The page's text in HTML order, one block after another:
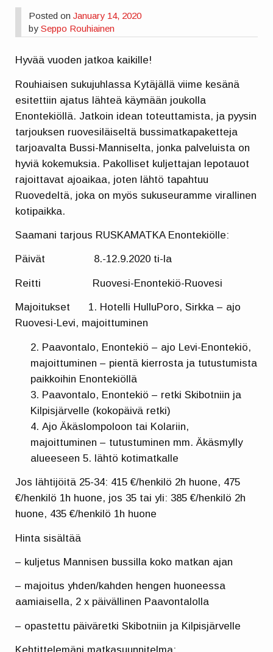
Posted onJanuary 14, 2020
bySeppo Rouhiainen
Hyvää vuoden jatkoa kaikille!
Rouhiaisen sukujuhlassa Kytäjällä viime kesänä
esitettiin ajatus lähteä käymään joukolla
Enontekiöllä. Jatkoin idean toteuttamista, ja pyysin
tarjouksen ruovesiläiseltä bussimatkapaketteja
tarjoavalta Bussi-Manniselta, jonka palveluista on
hyviä kokemuksia. Pakolliset kuljettajan lepotauot
rajoittavat ajoaikaa, joten lähtö tapahtuu
Ruovedeltä, joka on myös sukuseuramme virallinen
kotipaikka.
Saamani tarjous RUSKAMATKA Enontekiölle:
Päivät 8.-12.9.2020 ti-la
Reitti Ruovesi-Enontekiö-Ruovesi
Majoitukset 1. Hotelli HulluPoro, Sirkka – ajo
Ruovesi-Levi, majoittuminen
Paavontalo, Enontekiö – ajo Levi-Enontekiö,
majoittuminen – pientä kierrosta ja tutustumista
paikkoihin Enontekiöllä
Paavontalo, Enontekiö – retki Skibotniin ja
Kilpisjärvelle (kokopäivä retki)
Ajo Äkäslompoloon tai Kolariin,
majoittuminen – tutustuminen mm. Äkäsmylly
alueeseen 5. lähtö kotimatkalle
Jos lähtijöitä 25-34: 415 €/henkilö 2h huone, 475
€/henkilö 1h huone, jos 35 tai yli: 385 €/henkilö 2h
huone, 435 €/henkilö 1h huone
Hinta sisältää
– kuljetus Mannisen bussilla koko matkan ajan
– majoitus yhden/kahden hengen huoneessa
aamiaisella, 2 x päivällinen Paavontalolla
– opastettu päiväretki Skibotniin ja Kilpisjärvelle